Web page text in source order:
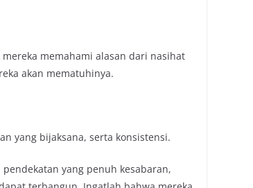
memahami alasan dari nasihat
akan mematuhinya.
yang bijaksana, serta konsistensi.
yang penuh kesabaran,